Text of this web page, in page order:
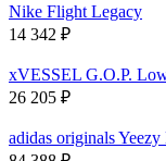
Nike Flight Legacy
14 342 ₽
xVESSEL G.O.P.
26 205 ₽
adidas originals